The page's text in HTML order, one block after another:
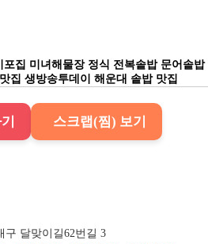
집 미녀해물장 정식 전복솥밥 문어솥밥
집 생방송투데이 해운대 솥밥 맛집
스크랩(찜) 보기
구 달맞이길62번길 3